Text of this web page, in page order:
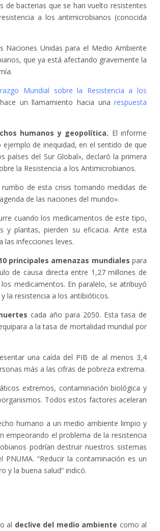
de bacterias que se han vuelto resistentes
a los antimicrobianos (conocida
Naciones Unidas para el Medio Ambiente
que ya está afectando gravemente la
Mundial sobre la Resistencia a los
un llamamiento hacia unarespuesta
humanos y geopolítica. El informe
de inequidad, en el sentido de que
países del Sur Global», declaró la primera
la Resistencia a los Antimicrobianos.
de esta crisis tomando medidas de
de las naciones del mundo».
cuando los medicamentos de este tipo,
y plantas, pierden su eficacia. Ante esta
las infecciones leves.
principales amenazas mundiales para
de causa directa entre 1,27 millones de
medicamentos. En paralelo, se atribuyó
la resistencia a los antibióticos.
cada año para 2050. Esta tasa de
a la tasa de mortalidad mundial por
una caída del PIB de al menos 3,4
más a las cifras de pobreza extrema.
extremos, contaminación biológica y
Todos estos factores aceleran
humano a un medio ambiente limpio y
empeorando el problema de la resistencia
podrían destruir nuestros sistemas
PNUMA. “Reducir la contaminación es un
y la buena salud” indicó.
al declive del medio ambiente como al